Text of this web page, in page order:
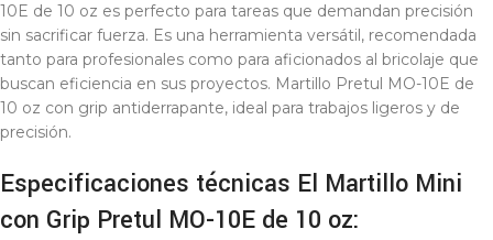
10E de 10 oz es perfecto para tareas que demandan precisión
sin sacrificar fuerza. Es una herramienta versátil, recomendada
tanto para profesionales como para aficionados al bricolaje que
buscan eficiencia en sus proyectos. Martillo Pretul MO-10E de
10 oz con grip antiderrapante, ideal para trabajos ligeros y de
precisión.
Especificaciones técnicas El Martillo Mini
con Grip Pretul MO-10E de 10 oz: